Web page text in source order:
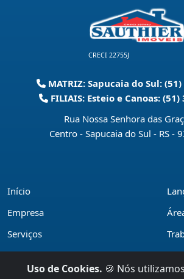
CRECI 22755J
MATRIZ: Sapucaia do Sul:
FILIAIS: Esteio e Canoas: (51)
Rua Nossa Senhora das
Centro - Sapucaia do Sul - RS -
Início
Empresa
Serviços
Financiamentos
Uso de Cookies. 🍪 Nós